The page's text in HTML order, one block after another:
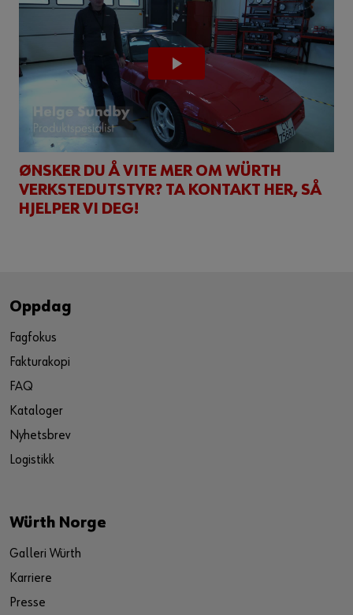
ØNSKER DU Å VITE MER OM WÜRTH
VERKSTEDUTSTYR? TA KONTAKT HER, SÅ
HJELPER VI DEG!
Oppdag
Fagfokus
Fakturakopi
FAQ
Kataloger
Nyhetsbrev
Logistikk
Würth Norge
Galleri Würth
Karriere
Presse